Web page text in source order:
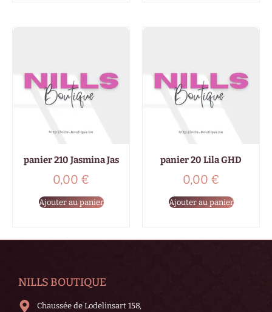
panier 210 Jasmina Jas
0,00 €
Ajouter au panier
panier 20 Lila GHD
0,00 €
Ajouter au panier
NILLS BOUTIQUE
Chaussée de Lodelinsart 158,